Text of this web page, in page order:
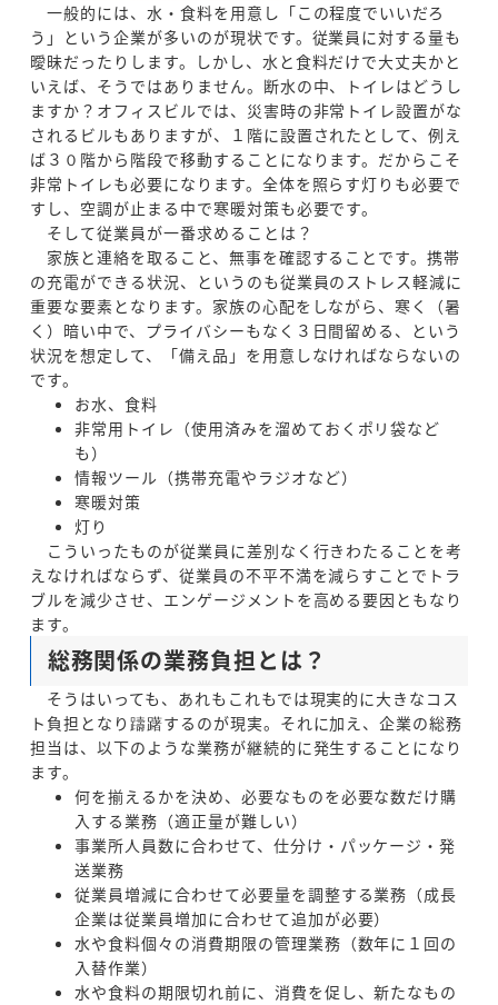
一般的には、水・食料を用意し「この程度でいいだろ
う」という企業が多いのが現状です。従業員に対する量も
曖昧だったりします。しかし、水と食料だけで大丈夫かと
いえば、そうではありません。断水の中、トイレはどうし
ますか？オフィスビルでは、災害時の非常トイレ設置がな
されるビルもありますが、１階に設置されたとして、例え
ば３０階から階段で移動することになります。だからこそ
非常トイレも必要になります。全体を照らす灯りも必要で
すし、空調が止まる中で寒暖対策も必要です。
そして従業員が一番求めることは？
家族と連絡を取ること、無事を確認することです。携帯
の充電ができる状況、というのも従業員のストレス軽減に
重要な要素となります。家族の心配をしながら、寒く（暑
く）暗い中で、プライバシーもなく３日間留める、という
状況を想定して、「備え品」を用意しなければならないの
です。
お水、食料
非常用トイレ（使用済みを溜めておくポリ袋など
も）
情報ツール（携帯充電やラジオなど）
寒暖対策
灯り
こういったものが従業員に差別なく行きわたることを考
えなければならず、従業員の不平不満を減らすことでトラ
ブルを減少させ、エンゲージメントを高める要因ともなり
ます。
総務関係の業務負担とは？
そうはいっても、あれもこれもでは現実的に大きなコス
ト負担となり躊躇するのが現実。それに加え、企業の総務
担当は、以下のような業務が継続的に発生することになり
ます。
何を揃えるかを決め、必要なものを必要な数だけ購
入する業務（適正量が難しい）
事業所人員数に合わせて、仕分け・パッケージ・発
送業務
従業員増減に合わせて必要量を調整する業務（成長
企業は従業員増加に合わせて追加が必要）
水や食料個々の消費期限の管理業務（数年に１回の
入替作業）
水や食料の期限切れ前に、消費を促し、新たなもの